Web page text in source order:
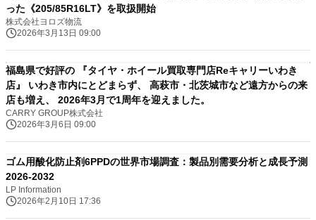
った《205/85R16LT》を取扱開始
株式会社ヨロズ物流
2026年3月13日 09:00
福島県で好評の 『タイヤ・ホイール買取専門店Reキャリーいわき
店』 いわき市内にとどまらず、 高萩市・北茨城市など遠方からの来
店も増え、 2026年3月で1周年を迎えました。
CARRY GROUP株式会社
2026年3月6日 09:00
ゴム用酸化防止剤6PPDの世界市場調査：製品別需要分析と成長予測
2026-2032
LP Information
2026年2月10日 17:36